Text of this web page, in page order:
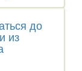
до
из